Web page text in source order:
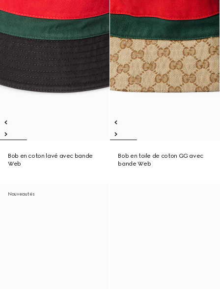
Bob en coton lavé avec bande
Web
Bob en toile de coton GG avec
bande Web
Nouveautés